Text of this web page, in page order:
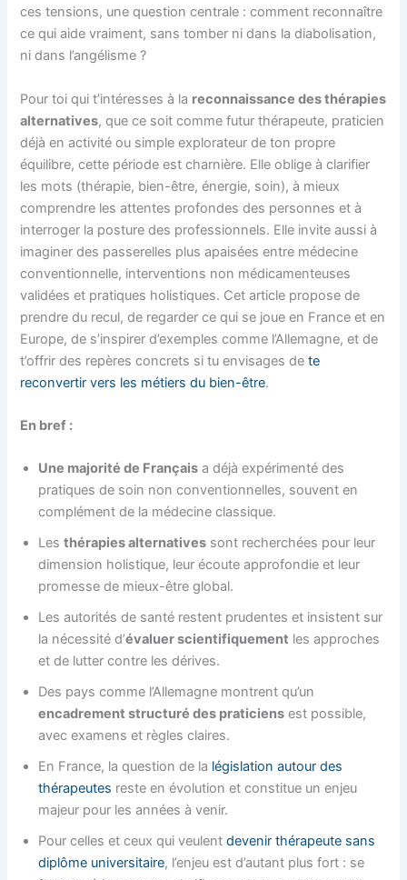
ces tensions, une question centrale : comment reconnaître
ce qui aide vraiment, sans tomber ni dans la diabolisation,
ni dans l’angélisme ?
Pour toi qui t’intéresses à la reconnaissance des thérapies
alternatives, que ce soit comme futur thérapeute, praticien
déjà en activité ou simple explorateur de ton propre
équilibre, cette période est charnière. Elle oblige à clarifier
les mots (thérapie, bien-être, énergie, soin), à mieux
comprendre les attentes profondes des personnes et à
interroger la posture des professionnels. Elle invite aussi à
imaginer des passerelles plus apaisées entre médecine
conventionnelle, interventions non médicamenteuses
validées et pratiques holistiques. Cet article propose de
prendre du recul, de regarder ce qui se joue en France et en
Europe, de s’inspirer d’exemples comme l’Allemagne, et de
t’offrir des repères concrets si tu envisages dete
reconvertir vers les métiers du bien-être.
En bref :
Une majorité de Français a déjà expérimenté des
pratiques de soin non conventionnelles, souvent en
complément de la médecine classique.
Lesthérapies alternatives sont recherchées pour leur
dimension holistique, leur écoute approfondie et leur
promesse de mieux-être global.
Les autorités de santé restent prudentes et insistent sur
la nécessité d’évaluer scientifiquement les approches
et de lutter contre les dérives.
Des pays comme l’Allemagne montrent qu’un
encadrement structuré des praticiens est possible,
avec examens et règles claires.
En France, la question de la législation autour des
thérapeutes reste en évolution et constitue un enjeu
majeur pour les années à venir.
Pour celles et ceux qui veulentdevenir thérapeute sans
diplôme universitaire, l’enjeu est d’autant plus fort : se